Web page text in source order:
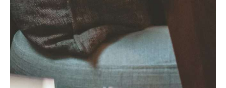
obter a caderneta
predial?
A caderneta pode ser solicitada de duas
formas: